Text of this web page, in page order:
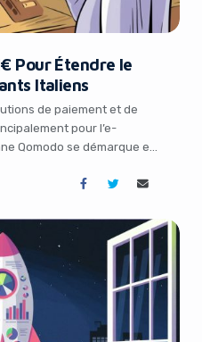
Pour Étendre le
Italiens
de paiement et de
pour l’e-
Qomodo se démarque en
de dollars fin 2023,
poursuivre le
Ad-Blocker